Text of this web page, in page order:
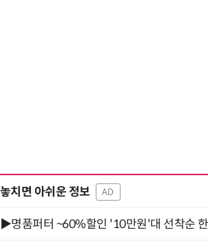
놓치면 아쉬운 정보 AD
▶명품퍼터 ~60%할인 '10만원'대 선착순